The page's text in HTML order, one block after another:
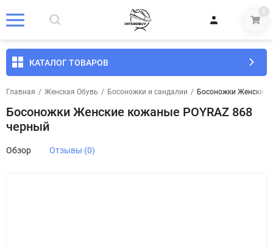
0
КАТАЛОГ ТОВАРОВ
Главная / Женская Обувь / Босоножки и сандалии / Босоножки Женские
Босоножки Женские кожаные POYRAZ 868
черный
Обзор Отзывы (0)